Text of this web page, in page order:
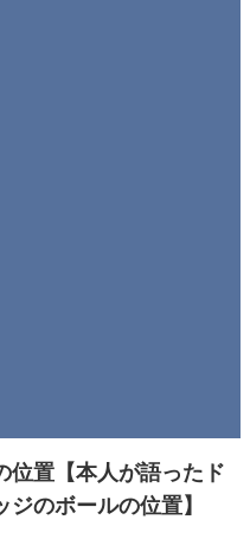
位置【本人が語ったド
のボールの位置】